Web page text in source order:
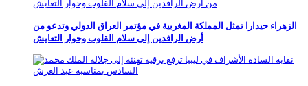
الزهراء حيدارا تمثل المملكة المغربية في مؤتمر العراق الدولي وتدعو من
أرض الرافدين إلى سلام القلوب وحوار التعايش